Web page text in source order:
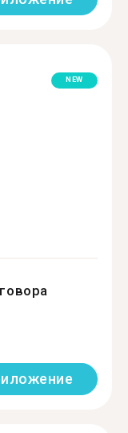
NEW